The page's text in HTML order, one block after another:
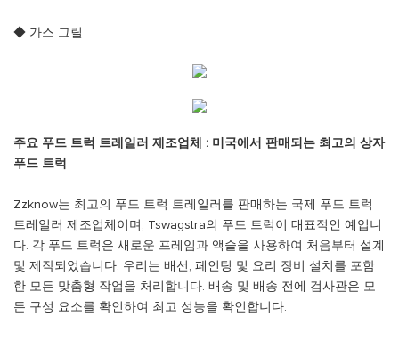
◆ 가스 그릴
주요 푸드 트럭 트레일러 제조업체 : 미국에서 판매되는 최고의 상자
푸드 트럭
Zzknow는 최고의 푸드 트럭 트레일러를 판매하는 국제 푸드 트럭
트레일러 제조업체이며, Tswagstra의 푸드 트럭이 대표적인 예입니
다. 각 푸드 트럭은 새로운 프레임과 액슬을 사용하여 처음부터 설계
및 제작되었습니다. 우리는 배선, 페인팅 및 요리 장비 설치를 포함
한 모든 맞춤형 작업을 처리합니다. 배송 및 배송 전에 검사관은 모
든 구성 요소를 확인하여 최고 성능을 확인합니다.